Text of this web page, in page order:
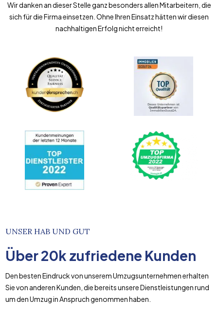
Wir danken an dieser Stelle ganz besonders allen Mitarbeitern, die
sich für die Firma einsetzen. Ohne Ihren Einsatz hätten wir diesen
nachhaltigen Erfolg nicht erreicht!
UNSER HAB UND GUT
Über20k zufriedene Kunden
Den besten Eindruck von unserem Umzugsunternehmen erhalten
Sie von anderen Kunden, die bereits unsere Dienstleistungen rund
um den Umzug in Anspruch genommen haben.